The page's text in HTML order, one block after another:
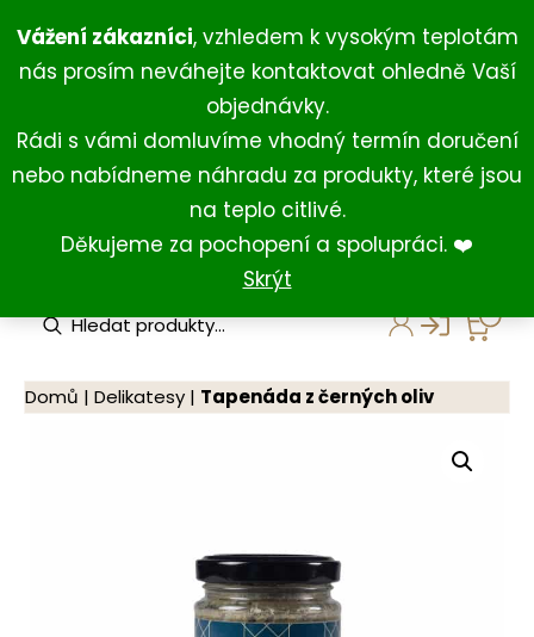
Vážení zákazníci, vzhledem k vysokým teplotám
nás prosím neváhejte kontaktovat ohledně Vaší
objednávky.
Rádi s vámi domluvíme vhodný termín doručení
nebo nabídneme náhradu za produkty, které jsou
na teplo citlivé.
Děkujeme za pochopení a spolupráci. ❤️
Skrýt
na
obsah
+420 734 429 111 (Po-Ne 8:00-18:00)
+420 731 127 211 (For English)
u
c
Domů | Delikatesy | Tapenáda z černých oliv